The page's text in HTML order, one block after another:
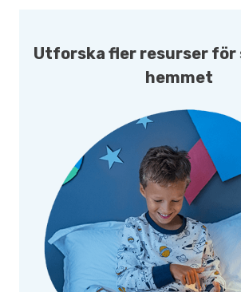
Utforska fler resurser för
hemmet